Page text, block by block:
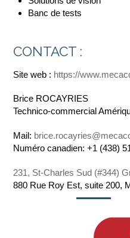
Banc de tests
CONTACT :
Site web : https://
Brice ROCAYRIES
Technico-commercial
Mail:
Numéro canadien: +1 (438)
231, St-Charles Sud (#344)
880 Rue Roy Est, suite 200,